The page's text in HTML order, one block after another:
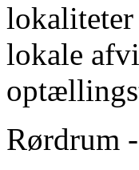
lokale
Rørdrum